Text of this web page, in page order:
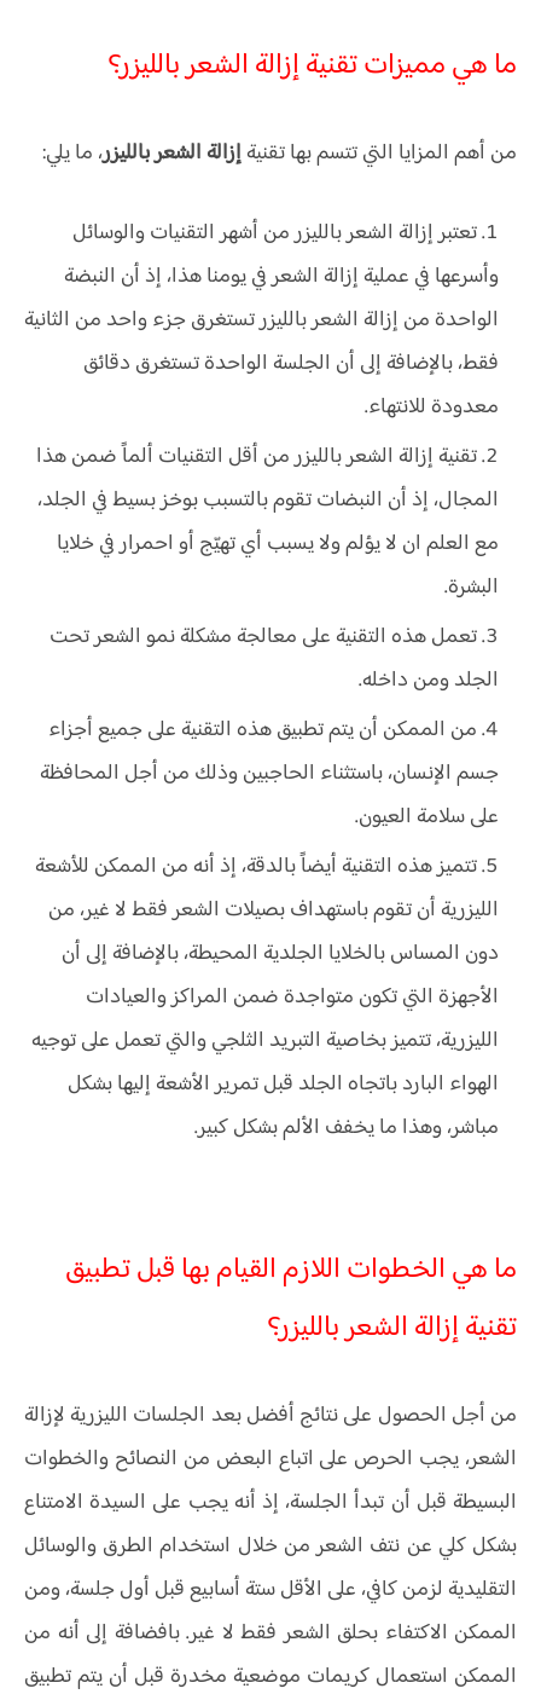
ما هي مميزات تقنية إزالة الشعر بالليزر؟
من أهم المزايا التي تتسم بها تقنيةإزالة الشعر بالليزر، ما يلي:
تعتبر إزالة الشعر بالليزر من أشهر التقنيات والوسائل
وأسرعها في عملية إزالة الشعر في يومنا هذا، إذ أن النبضة
الواحدة من إزالة الشعر بالليزر تستغرق جزء واحد من الثانية
فقط، بالإضافة إلى أن الجلسة الواحدة تستغرق دقائق
معدودة للانتهاء.
تقنية إزالة الشعر بالليزر من أقل التقنيات ألماً ضمن هذا
المجال، إذ أن النبضات تقوم بالتسبب بوخز بسيط في الجلد،
مع العلم ان لا يؤلم ولا يسبب أي تهيّج أو احمرار في خلايا
البشرة.
تعمل هذه التقنية على معالجة مشكلة نمو الشعر تحت
الجلد ومن داخله.
من الممكن أن يتم تطبيق هذه التقنية على جميع أجزاء
جسم الإنسان، باستثناء الحاجبين وذلك من أجل المحافظة
على سلامة العيون.
تتميز هذه التقنية أيضاً بالدقة، إذ أنه من الممكن للأشعة
الليزرية أن تقوم باستهداف بصيلات الشعر فقط لا غير، من
دون المساس بالخلايا الجلدية المحيطة، بالإضافة إلى أن
الأجهزة التي تكون متواجدة ضمن المراكز والعيادات
الليزرية، تتميز بخاصية التبريد الثلجي والتي تعمل على توجيه
الهواء البارد باتجاه الجلد قبل تمرير الأشعة إليها بشكل
مباشر، وهذا ما يخفف الألم بشكل كبير.
ما هي الخطوات اللازم القيام بها قبل تطبيق
تقنية إزالة الشعر بالليزر؟
من أجل الحصول على نتائج أفضل بعد الجلسات الليزرية لإزالة
الشعر، يجب الحرص على اتباع البعض من النصائح والخطوات
البسيطة قبل أن تبدأ الجلسة، إذ أنه يجب على السيدة الامتناع
بشكل كلي عن نتف الشعر من خلال استخدام الطرق والوسائل
التقليدية لزمن كافي، على الأقل ستة أسابيع قبل أول جلسة، ومن
الممكن الاكتفاء بحلق الشعر فقط لا غير. بافضافة إلى أنه من
الممكن استعمال كريمات موضعية مخدرة قبل أن يتم تطبيق